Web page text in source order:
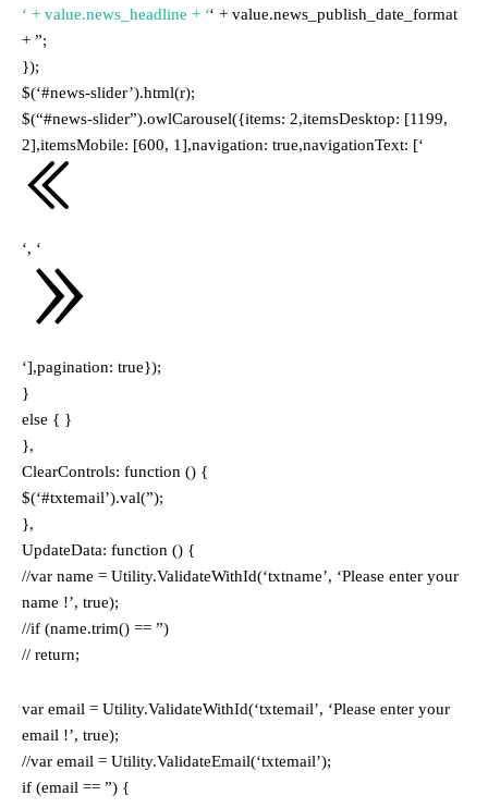
‘ + value.news_headline + ‘‘ + value.news_publish_date_format
+ ”;
});
$(‘#news-slider’).html(r);
$(“#news-slider”).owlCarousel({items: 2,itemsDesktop: [1199,
2],itemsMobile: [600, 1],navigation: true,navigationText: [‘
‘, ‘
‘],pagination: true});
}
else { }
},
ClearControls: function () {
$(‘#txtemail’).val(”);
},
UpdateData: function () {
//var name = Utility.ValidateWithId(‘txtname’, ‘Please enter your
name !’, true);
//if (name.trim() == ”)
// return;
var email = Utility.ValidateWithId(‘txtemail’, ‘Please enter your
email !’, true);
//var email = Utility.ValidateEmail(‘txtemail’);
if (email == ”) {